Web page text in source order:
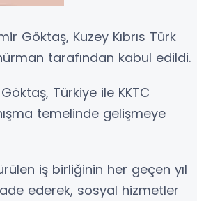
Göktaş, Kuzey Kıbrıs Türk
tarafından kabul edildi.
Türkiye ile KKTC
temelinde gelişmeye
iş birliğinin her geçen yıl
ederek, sosyal hizmetler